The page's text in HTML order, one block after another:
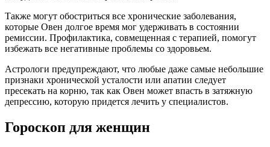
Также могут обостриться все хронические заболевания,
которые Овен долгое время мог удерживать в состоянии
ремиссии. Профилактика, совмещенная с терапией, помогут
избежать все негативные проблемы со здоровьем.
Астрологи предупреждают, что любые даже самые небольшие
признаки хронической усталости или апатии следует
пресекать на корню, так как Овен может впасть в затяжную
депрессию, которую придется лечить у специалистов.
Гороскоп для женщин